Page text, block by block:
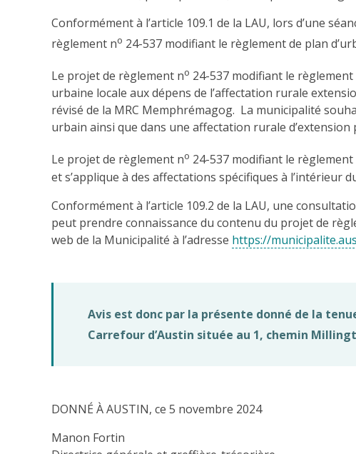
Conformément à l’article 109.1 de la LAU, lors d’une
règlement no 24-537 modifiant le règlement de plan
Le projet de règlement no 24-537 modifiant le
urbaine locale aux dépens de l’affectation rurale
révisé de la MRC Memphrémagog. La municipalité
urbain ainsi que dans une affectation rurale
Le projet de règlement no 24-537 modifiant le
et s’applique à des affectations spécifiques à l’intérieur
Conformément à l’article 109.2 de la LAU, une
peut prendre connaissance du contenu du projet de
web de la Municipalité à l’adresse https://
Avis est donc par la présente donné de la
Carrefour d’Austin située au 1, chemin
DONNÉ À AUSTIN, ce 5 novembre 2024
Manon Fortin